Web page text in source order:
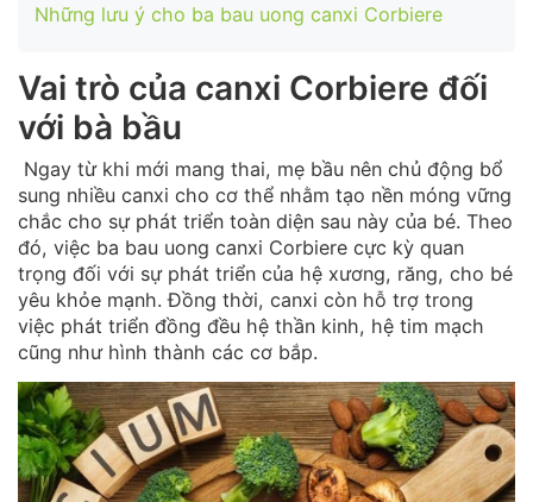
Những lưu ý cho ba bau uong canxi Corbiere
Vai trò của canxi Corbiere đối
với bà bầu
Ngay từ khi mới mang thai, mẹ bầu nên chủ động bổ
sung nhiều canxi cho cơ thể nhằm tạo nền móng vững
chắc cho sự phát triển toàn diện sau này của bé. Theo
đó, việc ba bau uong canxi Corbiere cực kỳ quan
trọng đối với sự phát triển của hệ xương, răng, cho bé
yêu khỏe mạnh. Đồng thời, canxi còn hỗ trợ trong
việc phát triển đồng đều hệ thần kinh, hệ tim mạch
cũng như hình thành các cơ bắp.